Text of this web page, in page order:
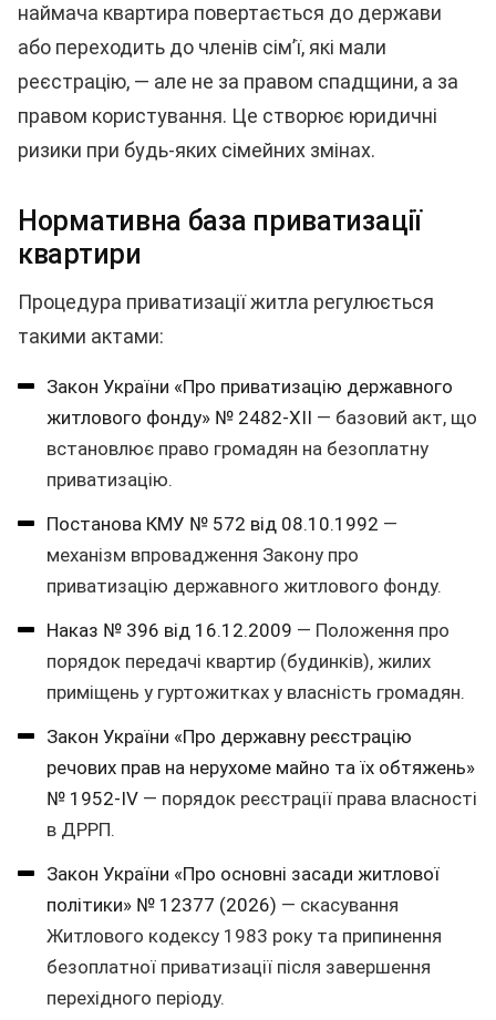
наймача квартира повертається до держави
або переходить до членів сім’ї, які мали
реєстрацію, — але не за правом спадщини, а за
правом користування. Це створює юридичні
ризики при будь-яких сімейних змінах.
Нормативна база приватизації
квартири
Процедура приватизації житла регулюється
такими актами:
Закон України «Про приватизацію державного
житлового фонду» № 2482-XII — базовий акт, що
встановлює право громадян на безоплатну
приватизацію.
Постанова КМУ № 572 від 08.10.1992 —
механізм впровадження Закону про
приватизацію державного житлового фонду.
Наказ № 396 від 16.12.2009 — Положення про
порядок передачі квартир (будинків), жилих
приміщень у гуртожитках у власність громадян.
Закон України «Про державну реєстрацію
речових прав на нерухоме майно та їх обтяжень»
№ 1952-IV — порядок реєстрації права власності
в ДРРП.
Закон України «Про основні засади житлової
політики» № 12377 (2026) — скасування
Житлового кодексу 1983 року та припинення
безоплатної приватизації після завершення
перехідного періоду.